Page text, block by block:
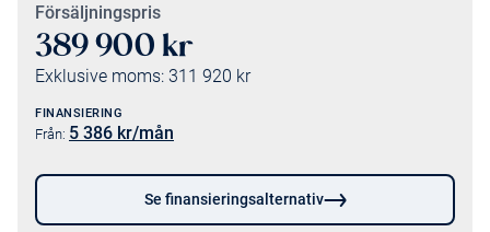
Försäljningspris
389 900 kr
Exklusive moms: 311 920 kr
FINANSIERING
Från: 5 386 kr/mån
Se finansieringsalternativ